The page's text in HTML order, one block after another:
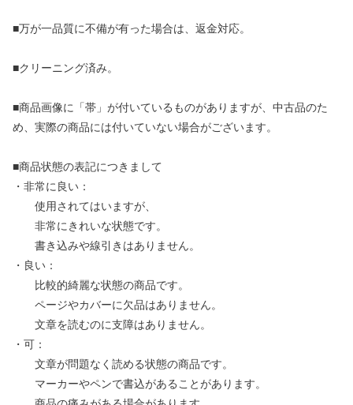
■万が一品質に不備が有った場合は、返金対応。
■クリーニング済み。
■商品画像に「帯」が付いているものがありますが、中古品のた
め、実際の商品には付いていない場合がございます。
■商品状態の表記につきまして
・非常に良い：
使用されてはいますが、
非常にきれいな状態です。
書き込みや線引きはありません。
・良い：
比較的綺麗な状態の商品です。
ページやカバーに欠品はありません。
文章を読むのに支障はありません。
・可：
文章が問題なく読める状態の商品です。
マーカーやペンで書込があることがあります。